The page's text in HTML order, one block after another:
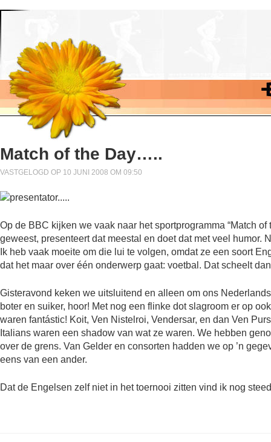
Match of the Day…..
VASTGELOGD OP 10 JUNI 2008 OM 09:50
Op de BBC kijken we vaak naar het sportprogramma “Match
geweest, presenteert dat meestal en doet dat met veel
Ik heb vaak moeite om die lui te volgen, omdat ze een soort
dat het maar over één onderwerp gaat: voetbal. Dat scheelt
Gisteravond keken we uitsluitend en alleen om ons
boter en suiker, hoor! Met nog een flinke dot slagroom er op
waren fantástic! Koit, Ven Nistelroi, Vendersar, en dan Ven
Italians waren een shadow van wat ze waren. We hebben
over de grens. Van Gelder en consorten hadden we op ’n
eens van een ander.
Dat de Engelsen zelf niet in het toernooi zitten vind ik nog